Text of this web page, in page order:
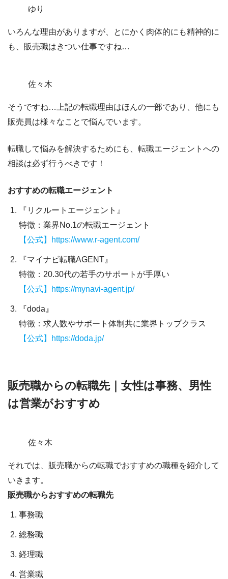
ゆり
いろんな理由がありますが、とにかく肉体的にも精神的に
も、販売職はきつい仕事ですね…
佐々木
そうですね…上記の転職理由はほんの一部であり、他にも
販売員は様々なことで悩んでいます。
転職して悩みを解決するためにも、転職エージェントへの
相談は必ず行うべきです！
おすすめの転職エージェント
『リクルートエージェント』
特徴：業界No.1の転職エージェント
【公式】https://www.r-agent.com/
『マイナビ転職AGENT』
特徴：20.30代の若手のサポートが手厚い
【公式】https://mynavi-agent.jp/
『doda』
特徴：求人数やサポート体制共に業界トップクラス
【公式】https://doda.jp/
販売職からの転職先｜女性は事務、男性
は営業がおすすめ
佐々木
それでは、販売職からの転職でおすすめの職種を紹介して
いきます。
販売職からおすすめの転職先
事務職
総務職
経理職
営業職